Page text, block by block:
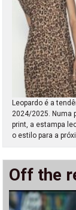
Leopardo é a
2024/2025. Numa
print, a estampa
o estilo para a
Off the